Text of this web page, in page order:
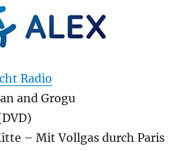
Radio
and Grogu
– Mit Vollgas durch Paris